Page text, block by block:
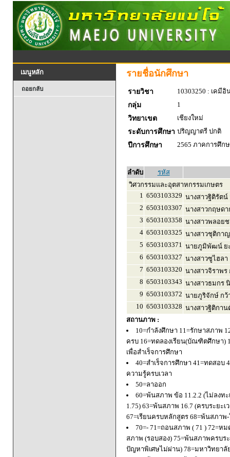
เมนูหลัก
ถอยกลับ
รายชื่อนักศึกษา
รายวิชา
10303250 : เคมีอิ
กลุ่ม
1
วิทยาเขต
เชียงใหม่
ระดับการศึกษา ปริญญาตรี ปกติ
ปีการศึกษา
2565 ภาคการศึก
ลำดับ
รหัส
วิศวกรรมและอุตสาหกรรมเกษตร
1 6503103329 นางสาวฐิติรัตน์
2 6503103307 นางสาวกฤษด
3 6503103358 นางสาวพลอย
4 6503103325 นางสาวชุติกา
5 6503103371 นายภูมิพัฒน์ ย
6 6503103327 นางสาวซูไฮลา
7 6503103320 นางสาวจิราพ
8 6503103343 นางสาวธมกร
9 6503103372 นายภูริจักษ์ กว้
10 6503103328 นางสาวฐิติกา
สถานภาพ :
10=กำลังศึกษา 11=รักษาสภาพ
ครบ 16=ทดลองเรียน(บัณฑิตศึกษา)
เพื่อสำเร็จการศึกษา
40=สำเร็จการศึกษา 41=ทดสอบ
ความรู้ครบเวลา
50=ลาออก
60=พ้นสภาพ ข้อ 11.2.2 (ไม่ลงท
1.75) 63=พ้นสภาพ 16.7 (ครบระยะ
67=เรียนครบหลักสูตร 68=พ้นสภา
70=- 71=ถอนสภาพ ( 71 ) 72=
สภาพ (รอบสอง) 75=พ้นสภาพครบ
ปัญหาพิเศษไม่ผ่าน) 78=มหาวิทยา